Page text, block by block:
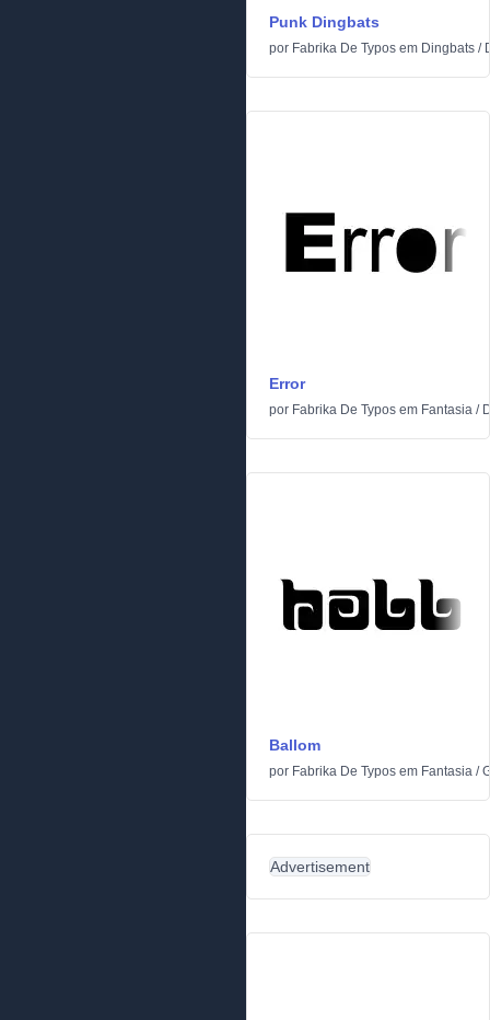
Punk Dingbats
por Fabrika De Typos em Dingbats /
Error
por Fabrika De Typos em Fantasia /
Ballom
por Fabrika De Typos em Fantasia /
Advertisement